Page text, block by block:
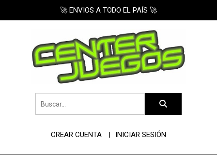
🚀 ENVIOS A TODO EL PAÍS 🚀
CREAR CUENTA INICIAR SESIÓN